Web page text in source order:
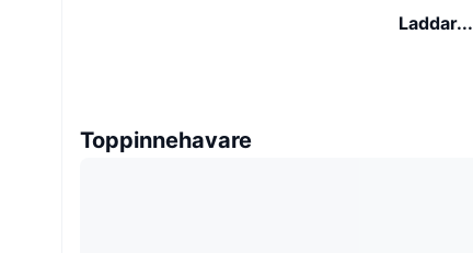
Laddar...
Toppinnehavare